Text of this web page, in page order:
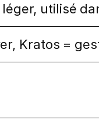
utilisé
Kratos =